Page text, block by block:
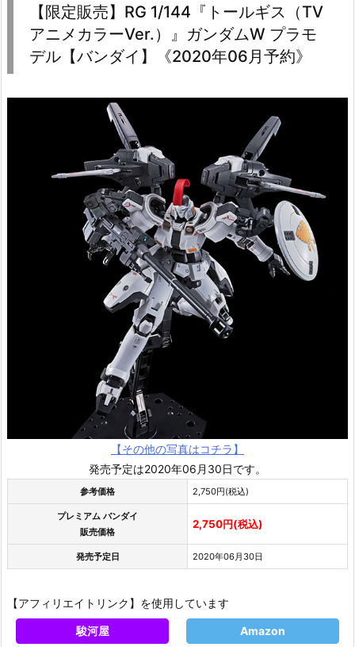
【限定販売】RG 1/144『トールギス（TV
アニメカラーVer.）』ガンダムW プラモ
デル【バンダイ】《2020年06月予約》
【その他の写真はコチラ】
発売予定は2020年06月30日です。
参考価格 2,750円(税込)
プレミアム バンダイ
販売価格
2,750円(税込)
発売予定日 2020年06月30日
【アフィリエイトリンク】を使用しています
駿河屋 Amazon